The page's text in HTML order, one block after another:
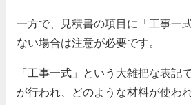
一方で、見積書の項目に「工事一
ない場合は注意が必要です。
「工事一式」という大雑把な表記
が行われ、どのような材料が使わ